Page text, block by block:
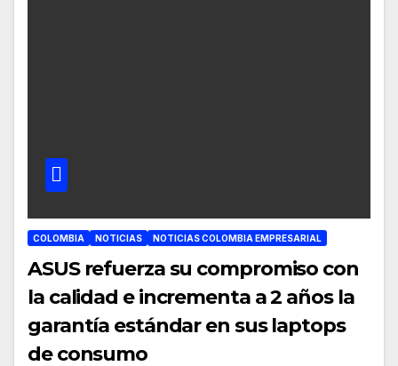
COLOMBIA NOTICIAS NOTICIAS COLOMBIA EMPRESARIAL
ASUS refuerza su compromiso con
la calidad e incrementa a 2 años la
garantía estándar en sus laptops
de consumo